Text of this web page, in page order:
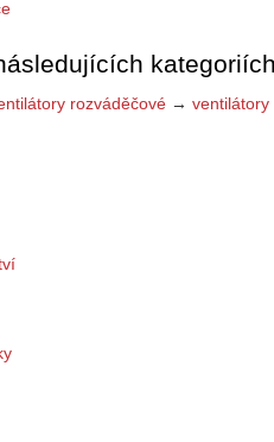
rozváděčové →